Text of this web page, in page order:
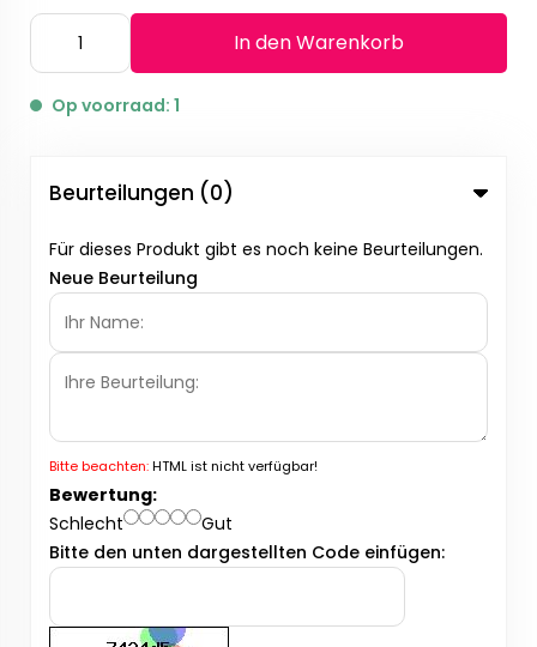
In den Warenkorb
Op voorraad: 1
Beurteilungen (0)
Für dieses Produkt gibt es noch keine Beurteilungen.
Neue Beurteilung
Bitte beachten:HTML ist nicht verfügbar!
Bewertung:
Schlecht
Gut
Bitte den unten dargestellten Code einfügen: